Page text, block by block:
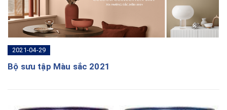
2021-04-29
Bộ sưu tập Màu sắc 2021